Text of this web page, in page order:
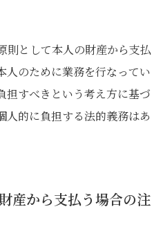
則として本人の財産から支払
人のために業務を行なってい
担すべきという考え方に基づ
人的に負担する法的義務はあ
産から支払う場合の注